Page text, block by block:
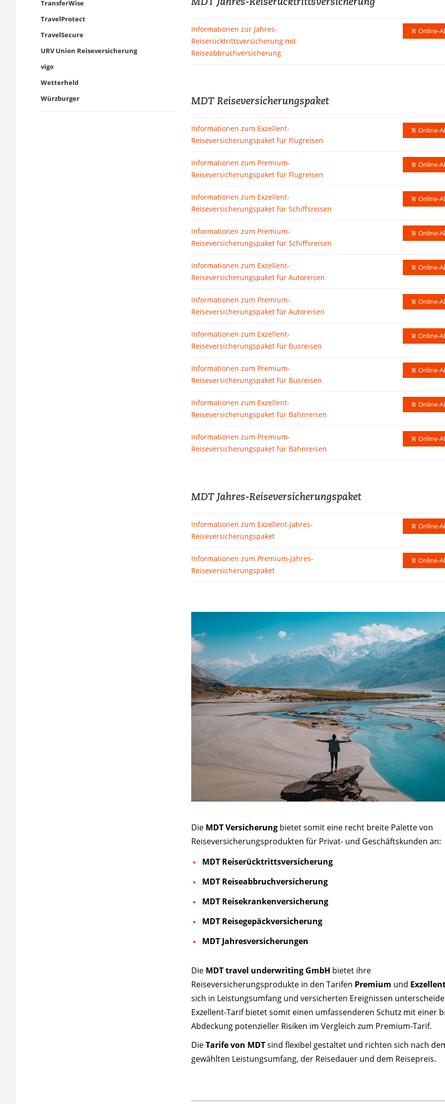
TransferWise
TravelProtect
TravelSecure
URV Union Reiseversicherung
vigo
Wetterheld
Würzburger
Informationen zur Jahres-
Reiserücktrittsversicherung mit
Reiseabbruchversicherung
Online-
MDT Reiseversicherungspaket
Informationen zum Exzellent-
Reiseversicherungspaket für Flugreisen
Online-
Informationen zum Premium-
Reiseversicherungspaket für Flugreisen
Online-
Informationen zum Exzellent-
Reiseversicherungspaket für Schiffsreisen
Online-
Informationen zum Premium-
Reiseversicherungspaket für Schiffsreisen
Online-
Informationen zum Exzellent-
Reiseversicherungspaket für Autoreisen
Online-
Informationen zum Premium-
Reiseversicherungspaket für Autoreisen
Online-
Informationen zum Exzellent-
Reiseversicherungspaket für Busreisen
Online-
Informationen zum Premium-
Reiseversicherungspaket für Busreisen
Online-
Informationen zum Exzellent-
Reiseversicherungspaket für Bahnreisen
Online-
Informationen zum Premium-
Reiseversicherungspaket für Bahnreisen
Online-
MDT Jahres-Reiseversicherungspaket
Informationen zum Exzellent-Jahres-
Reiseversicherungspaket
Online-
Informationen zum Premium-Jahres-
Reiseversicherungspaket
Online-
Die MDT Versicherung bietet somit eine recht breite Palette von
Reiseversicherungsprodukten für Privat- und Geschäftskunden an:
MDT Reiserücktrittsversicherung
MDT Reiseabbruchversicherung
MDT Reisekrankenversicherung
MDT Reisegepäckversicherung
MDT Jahresversicherungen
Die MDT travel underwriting GmbH bietet ihre
Reiseversicherungsprodukte in den Tarifen Premium und
sich in Leistungsumfang und versicherten Ereignissen
Exzellent-Tarif bietet somit einen umfassenderen Schutz mit einer
Abdeckung potenzieller Risiken im Vergleich zum Premium-Tarif.
DieTarife von MDTsind flexibel gestaltet und richten sich nach
gewählten Leistungsumfang, der Reisedauer und dem Reisepreis.